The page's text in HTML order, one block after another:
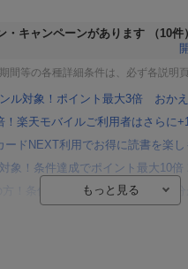
・キャンペーンがあります
（10件）
等の各種詳細条件は、必ず各説明頁
ル対象！ポイント最大3倍 おか
！楽天モバイルご利用者はさらに
ードNEXT利用でお得に読書を楽し
象！条件達成でポイント最大10倍
！条件達成で楽天ブックス購入分